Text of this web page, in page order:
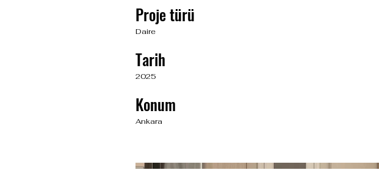
Proje türü
Daire
Tarih
2025
Konum
Ankara